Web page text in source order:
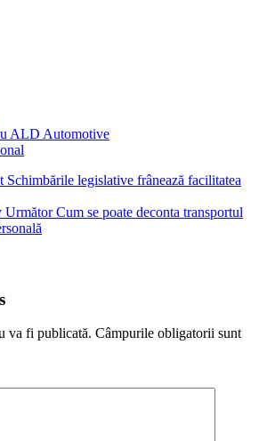
ALD Automotive
Schimbările legislative frânează facilitatea
Următor Cum se poate deconta transportul
va fi publicată. Câmpurile obligatorii sunt